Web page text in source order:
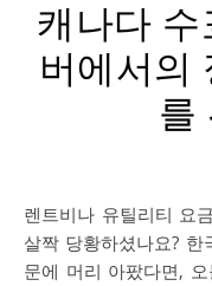
캐나다 수
버에서의
를
렌트비나 유틸리티 요금, 아니면 “수표로 주세요!” 소리 듣고
살짝 당황하셨나요?
문에 머리 아팠다면,